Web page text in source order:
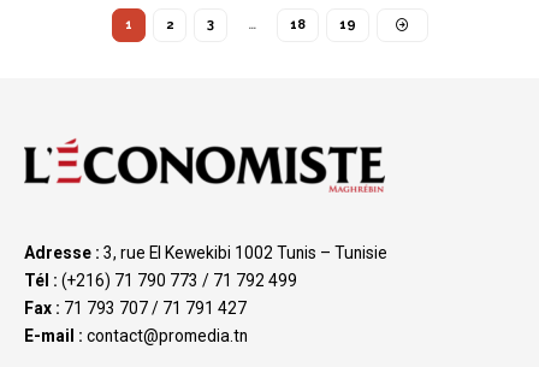
1 2 3 … 18 19
Adresse : 3, rue El Kewekibi 1002 Tunis – Tunisie
Tél : (+216) 71 790 773 / 71 792 499
Fax : 71 793 707 / 71 791 427
E-mail : contact@promedia.tn